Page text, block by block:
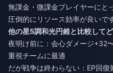
無課金・微課金プレイヤーにと
圧倒的にリソース効率が良いです
他の星5調和光円錐と比較して
夜明け前に：会心ダメージ+32
重視チームに最適
だが戦争は終わらない：EP回